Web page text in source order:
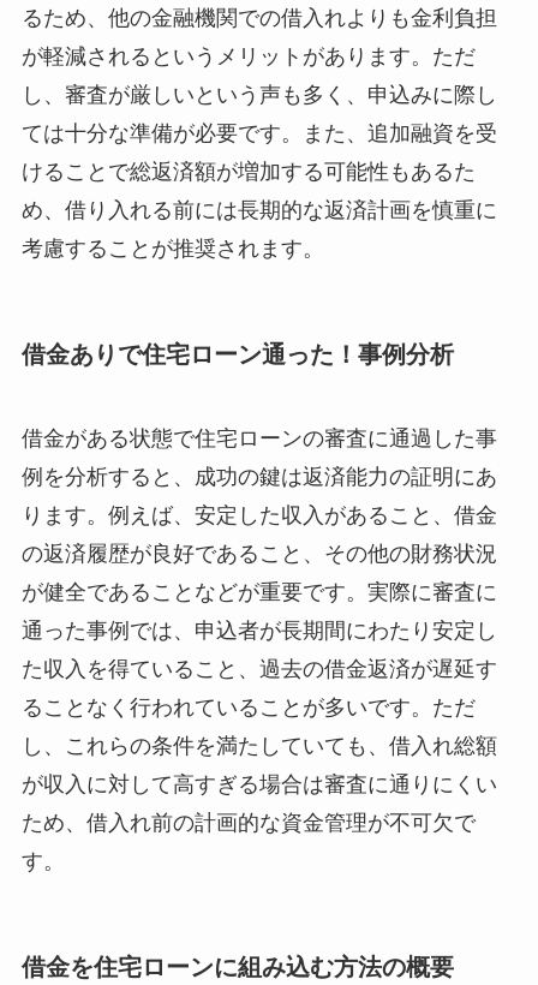
るため、他の金融機関での借入れよりも金利負担
が軽減されるというメリットがあります。ただ
し、審査が厳しいという声も多く、申込みに際し
ては十分な準備が必要です。また、追加融資を受
けることで総返済額が増加する可能性もあるた
め、借り入れる前には長期的な返済計画を慎重に
考慮することが推奨されます。
借金ありで住宅ローン通った！事例分析
借金がある状態で住宅ローンの審査に通過した事
例を分析すると、成功の鍵は返済能力の証明にあ
ります。例えば、安定した収入があること、借金
の返済履歴が良好であること、その他の財務状況
が健全であることなどが重要です。実際に審査に
通った事例では、申込者が長期間にわたり安定し
た収入を得ていること、過去の借金返済が遅延す
ることなく行われていることが多いです。ただ
し、これらの条件を満たしていても、借入れ総額
が収入に対して高すぎる場合は審査に通りにくい
ため、借入れ前の計画的な資金管理が不可欠で
す。
借金を住宅ローンに組み込む方法の概要